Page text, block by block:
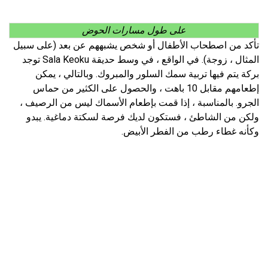
على طول مسارات الحوض
تأكد من اصطحاب الأطفال أو شخص يشبههم عن بعد (على سبيل
المثال ، زوجة). في الواقع ، في وسط حديقة Sala Keoku توجد
بركة يتم فيها تربية سمك السلور والمبروك. وبالتالي ، يمكن
إطعامهم مقابل 10 باهت ، والحصول على الكثير من حماس
الجرو. بالمناسبة ، إذا قمت بإطعام الأسماك ليس من الرصيف ،
ولكن من الشاطئ ، فستكون لديك فرصة لسكتة دماغية. يبدو
وكأنه غطاء رطب من الفطر الأبيض.